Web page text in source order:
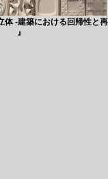
-建築における回帰性と
』